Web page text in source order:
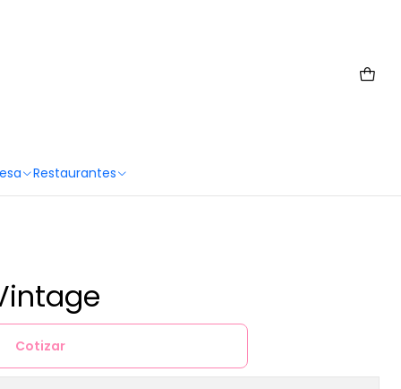
Restaurantes
Cotizar